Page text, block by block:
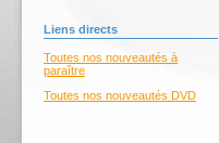
Liens directs
Toutes nos nouveautés à
paraître
Toutes nos nouveautés DVD